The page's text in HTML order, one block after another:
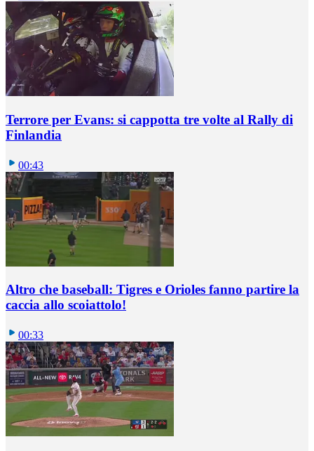
Terrore per Evans: si cappotta tre volte al Rally di
Finlandia
00:43
Altro che baseball: Tigres e Orioles fanno partire la
caccia allo scoiattolo!
00:33